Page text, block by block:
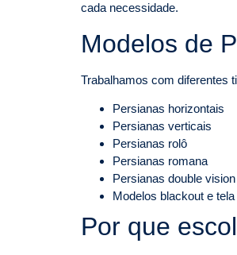
cada necessidade.
Modelos de
Trabalhamos com diferentes
Persianas horizontais
Persianas verticais
Persianas rolô
Persianas romana
Persianas double vision
Modelos blackout e
Por que